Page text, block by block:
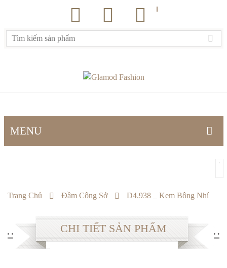
MENU
Đầm công sở
Sản phẩm khuyến mại
Trang Chủ Đầm Công Sở D4.938 _ Kem Bông Nhí
CHI TIẾT SẢN PHẨM